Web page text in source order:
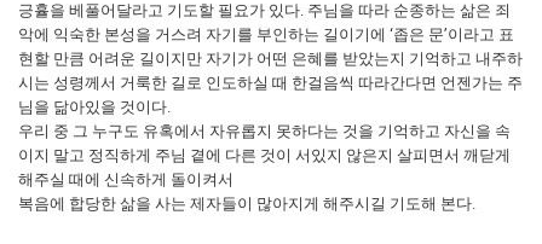
긍휼을 베풀어달라고 기도할 필요가 있다. 주님을 따라 순종하는 삶은 죄
악에 익숙한 본성을 거스려 자기를 부인하는 길이기에 ‘좁은 문’이라고 표
현할 만큼 어려운 길이지만 자기가 어떤 은혜를 받았는지 기억하고 내주하
시는 성령께서 거룩한 길로 인도하실 때 한걸음씩 따라간다면 언젠가는 주
님을 닮아있을 것이다.
우리 중 그 누구도 유혹에서 자유롭지 못하다는 것을 기억하고 자신을 속
이지 말고 정직하게 주님 곁에 다른 것이 서있지 않은지 살피면서 깨닫게
해주실 때에 신속하게 돌이켜서
복음에 합당한 삶을 사는 제자들이 많아지게 해주시길 기도해 본다.